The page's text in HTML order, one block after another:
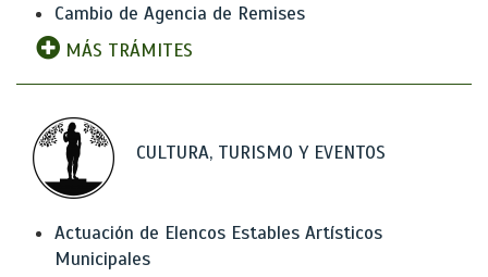
Cambio de Agencia de Remises
MÁS TRÁMITES
CULTURA, TURISMO Y EVENTOS
Actuación de Elencos Estables Artísticos
Municipales